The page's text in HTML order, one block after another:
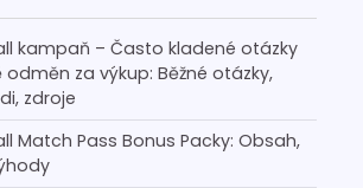
kampaň – Často kladené otázky
za výkup: Běžné otázky,
zdroje
Match Pass Bonus Packy: Obsah,